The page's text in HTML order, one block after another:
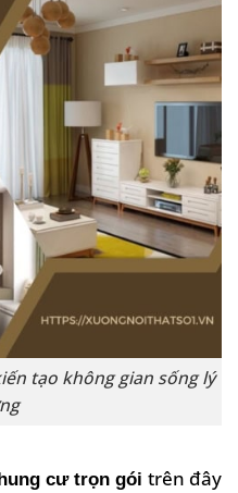
tạo không gian sống lý
cư trọn gói trên đây